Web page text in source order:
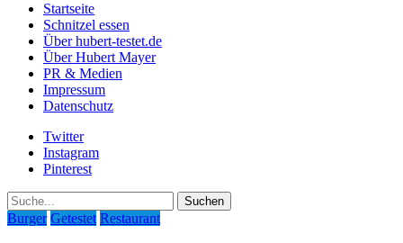
Startseite
Schnitzel essen
Über hubert-testet.de
Über Hubert Mayer
PR & Medien
Impressum
Datenschutz
Twitter
Instagram
Pinterest
Suche
Burger Getestet Restaurant